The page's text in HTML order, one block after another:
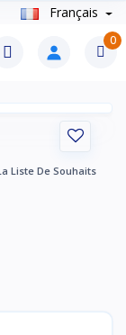
Français
0
Liste De Souhaits